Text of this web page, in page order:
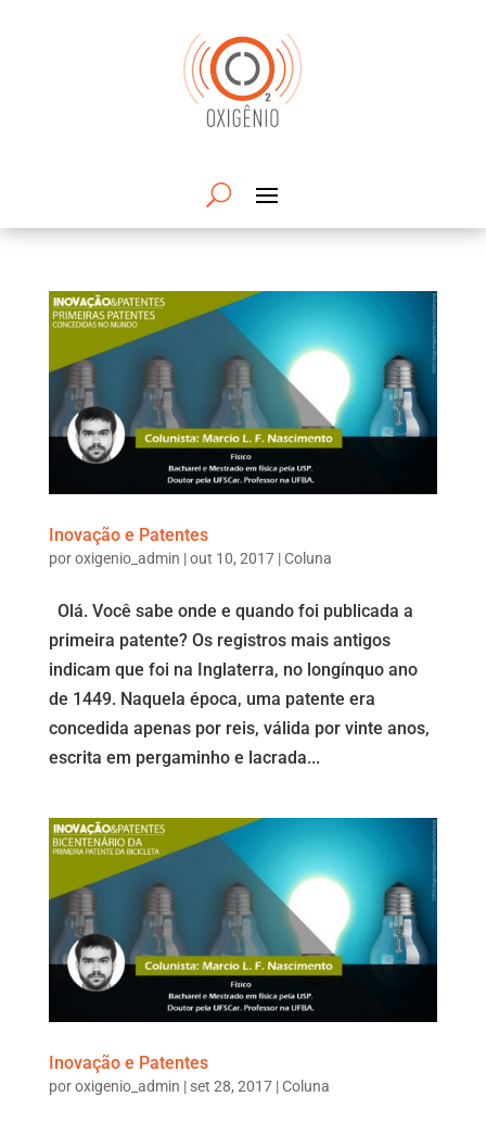
Inovação e Patentes
poroxigenio_admin |out 10, 2017|Coluna
Olá. Você sabe onde e quando foi publicada a
primeira patente? Os registros mais antigos
indicam que foi na Inglaterra, no longínquo ano
de 1449. Naquela época, uma patente era
concedida apenas por reis, válida por vinte anos,
escrita em pergaminho e lacrada...
Inovação e Patentes
poroxigenio_admin | set 28, 2017|Coluna